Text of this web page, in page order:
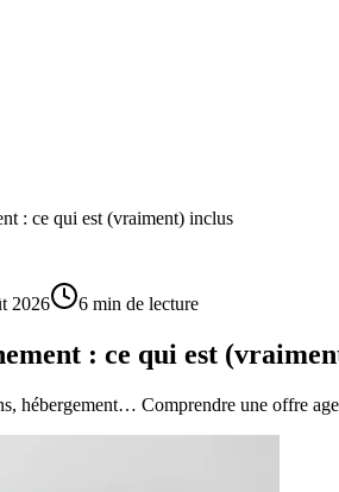
: ce qui est (vraiment) inclus
2026 6 min de lecture
: ce qui est
hébergement… Comprendre une offre